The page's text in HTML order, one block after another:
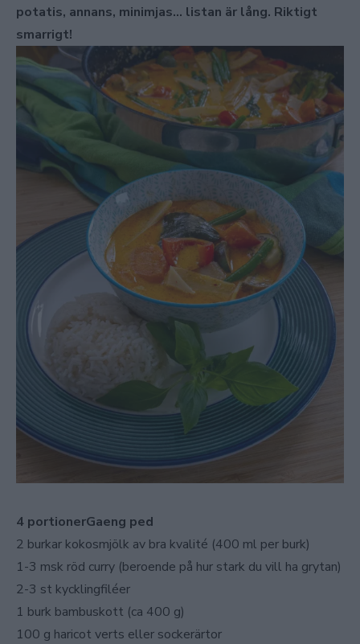
potatis, annans, minimjas… listan är lång. Riktigt
smarrigt!
4 portionerGaeng ped
2 burkar kokosmjölk av bra kvalité (400 ml per burk)
1-3 msk röd curry (beroende på hur stark du vill ha grytan)
2-3 st kycklingfiléer
1 burk bambuskott (ca 400 g)
100 g haricot verts eller sockerärtor